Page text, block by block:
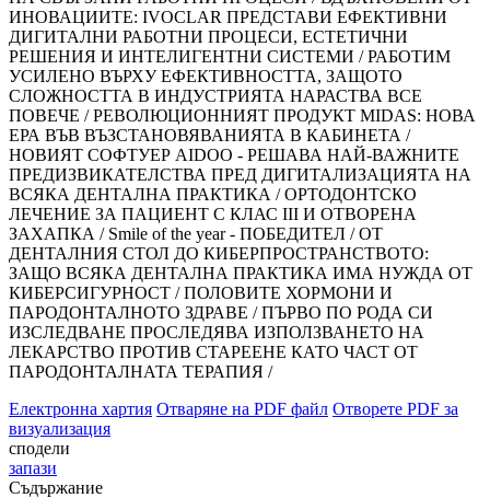
ИНОВАЦИИТЕ: IVOCLAR ПРЕДСТАВИ ЕФЕКТИВНИ
ДИГИТАЛНИ РАБОТНИ ПРОЦЕСИ, ЕСТЕТИЧНИ
РЕШЕНИЯ И ИНТЕЛИГЕНТНИ СИСТЕМИ /РАБОТИМ
УСИЛЕНО ВЪРХУ ЕФЕКТИВНОСТТА, ЗАЩОТО
СЛОЖНОСТТА В ИНДУСТРИЯТА НАРАСТВА ВСЕ
ПОВЕЧЕ /РЕВОЛЮЦИОННИЯТ ПРОДУКТ MIDAS: НОВА
ЕРА ВЪВ ВЪЗСТАНОВЯВАНИЯТА В КАБИНЕТА /
НОВИЯТ СОФТУЕР AIDOO - РЕШАВА НАЙ-ВАЖНИТЕ
ПРЕДИЗВИКАТЕЛСТВА ПРЕД ДИГИТАЛИЗАЦИЯТА НА
ВСЯКА ДЕНТАЛНА ПРАКТИКА /ОРТОДОНТСКО
ЛЕЧЕНИЕ ЗА ПАЦИЕНТ С КЛАС III И ОТВОРЕНА
ЗАХАПКА / Smile of the year - ПОБЕДИТЕЛ /ОТ
ДЕНТАЛНИЯ СТОЛ ДО КИБЕРПРОСТРАНСТВОТО:
ЗАЩО ВСЯКА ДЕНТАЛНА ПРАКТИКА ИМА НУЖДА ОТ
КИБЕРСИГУРНОСТ /ПОЛОВИТЕ ХОРМОНИ И
ПАРОДОНТАЛНОТО ЗДРАВЕ /ПЪРВО ПО РОДА СИ
ИЗСЛЕДВАНЕ ПРОСЛЕДЯВА ИЗПОЛЗВАНЕТО НА
ЛЕКАРСТВО ПРОТИВ СТАРЕЕНЕ КАТО ЧАСТ ОТ
ПАРОДОНТАЛНАТА ТЕРАПИЯ /
Електронна хартия Отваряне на PDF файл Отворете PDF за
визуализация
сподели
запази
Съдържание